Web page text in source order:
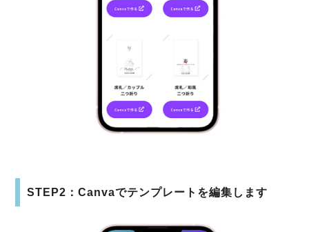
STEP2：Canvaでテンプレートを編集します